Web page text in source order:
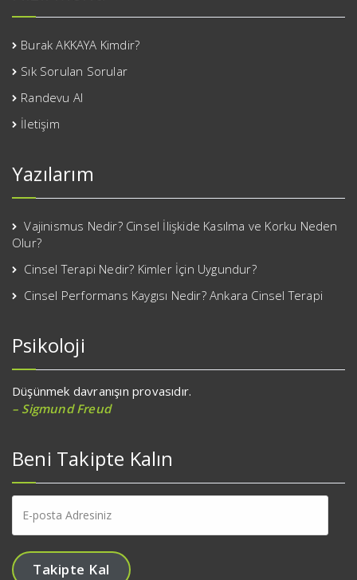
Burak AKKAYA Kimdir?
Sık Sorulan Sorular
Randevu Al
İletişim
Yazılarım
Vajinismus Nedir? Cinsel İlişkide Kasılma ve Korku Neden
Olur?
Cinsel Terapi Nedir? Kimler İçin Uygundur?
Cinsel Performans Kaygısı Nedir? Ankara Cinsel Terapi
Psikoloji
Düşünmek davranışın provasıdır.
– Sigmund Freud
Beni Takipte Kalın
posta
Adresiniz
Takipte Kal